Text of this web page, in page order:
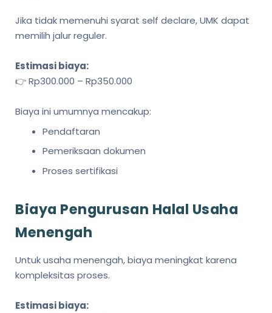
Jika tidak memenuhi syarat self declare, UMK dapat
memilih jalur reguler.
Estimasi biaya:
👉 Rp300.000 – Rp350.000
Biaya ini umumnya mencakup:
Pendaftaran
Pemeriksaan dokumen
Proses sertifikasi
Biaya Pengurusan Halal Usaha
Menengah
Untuk usaha menengah, biaya meningkat karena
kompleksitas proses.
Estimasi biaya: